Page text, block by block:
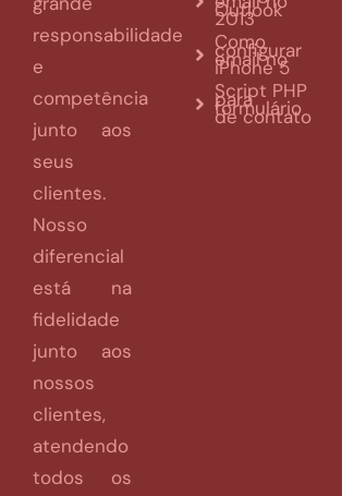
responsabilidade
e
competência
junto aos
seus
clientes.
Nosso
diferencial
está na
fidelidade
junto aos
nossos
clientes,
atendendo
todos os
Outlook
2013
Como
configurar
email no
iPhone 5
Script PHP
para
formulário
de contato